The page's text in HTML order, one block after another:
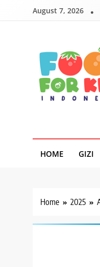
August 7, 2026
HOME GIZI
Home 2025